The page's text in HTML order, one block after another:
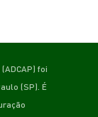
foi
(SP). É